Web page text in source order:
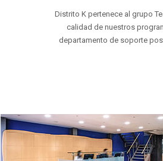
Distrito K pertenece al grupo
calidad de nuestros
departamento de soporte